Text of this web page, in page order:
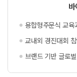
용합형주문식 교육
교내외 경진대회
브랜드 기반 글로